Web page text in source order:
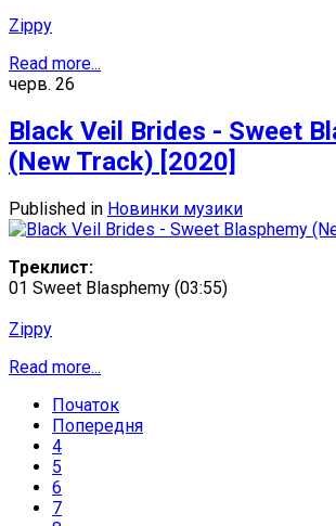
Zippy
Read more...
черв. 26
Black Veil Brides - Sweet
(New Track) [2020]
Published in Новинки музики
Треклист:
01 Sweet Blasphemy (03:55)
Zippy
Read more...
Початок
Попередня
4
5
6
7